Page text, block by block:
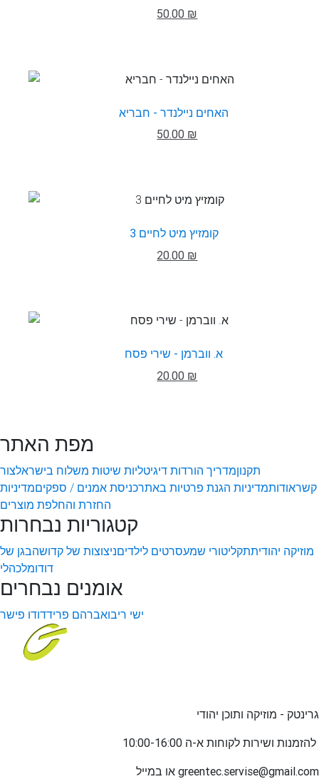
50.00 ₪
האחים ניילנדר - חבריא
50.00 ₪
קומזיץ מיט לחיים 3
20.00 ₪
א. ווברמן - שירי פסח
20.00 ₪
מפת האתר
תקנוןמדריך הורדות דיגיטליות שיטות משלוח בישראלצור
קשראודותמדיניות הגנת פרטיות באתרכניסת אמנים / ספקיםמדיניות
החזרת והחלפת מוצרים
קטגוריות נבחרות
מוזיקה יהודיתתקליטורי שמעסרטים לילדיםניצוצות של קדושהבגן של
דודומלכהלי
אומנים נבחרים
ישי ריבואברהם פרידדודו פישר
גרינטק - מוזיקה ותוכן יהודי
להזמנות ו
greentec.servise@gmail.com